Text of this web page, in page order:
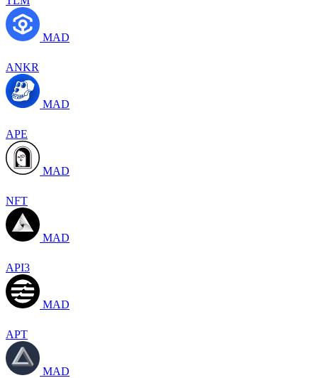
MAD
ANKR
MAD
APE
MAD
NFT
MAD
API3
MAD
APT
MAD